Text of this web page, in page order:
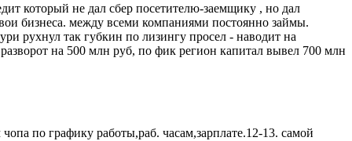
который не дал сбер посетителю-заемщику , но дал
бизнеса. между всеми компаниями постоянно займы.
рухнул так губкин по лизингу просел - наводит на
на 500 млн руб, по фик регион капитал вывел 700 млн
по графику работы,раб. часам,зарплате.12-13. самой